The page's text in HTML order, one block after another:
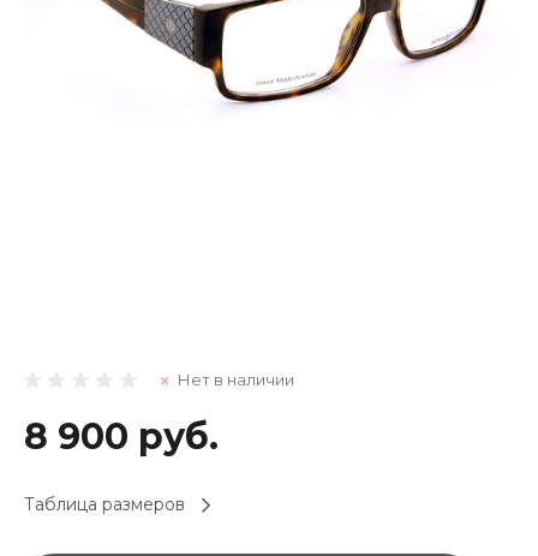
Нет в наличии
8 900 руб.
Таблица размеров